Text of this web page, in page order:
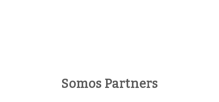
Somos Partners